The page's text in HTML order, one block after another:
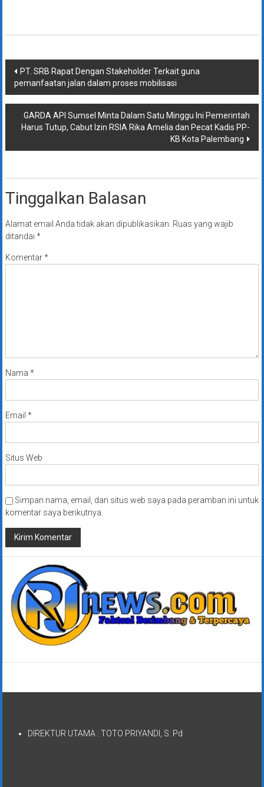
Navigasi
pos
PT. SRB Rapat Dengan Stakeholder Terkait guna
pemanfaatan jalan dalam proses mobilisasi
GARDA API Sumsel Minta Dalam Satu Minggu Ini Pemerintah
Harus Tutup, Cabut Izin RSIA Rika Amelia dan Pecat Kadis PP-
KB Kota Palembang
Tinggalkan Balasan
Alamat email Anda tidak akan dipublikasikan. Ruas yang wajib
ditandai *
Komentar*
Nama *
Email *
Situs Web
Simpan nama, email, dan situs web saya pada peramban ini untuk
komentar saya berikutnya.
DIREKTUR UTAMA : TOTO PRIYANDI, S. Pd